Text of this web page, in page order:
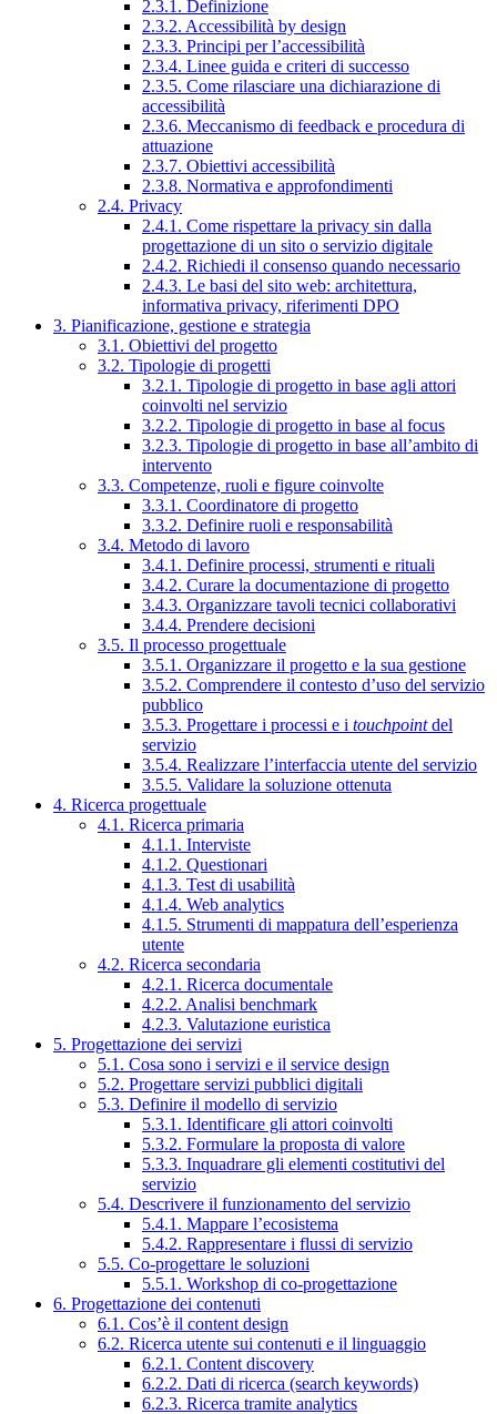
2.3.1. Definizione
2.3.2. Accessibilità by design
2.3.3. Principi per l’accessibilità
2.3.4. Linee guida e criteri di successo
2.3.5. Come rilasciare una dichiarazione di
accessibilità
2.3.6. Meccanismo di feedback e procedura di
attuazione
2.3.7. Obiettivi accessibilità
2.3.8. Normativa e approfondimenti
2.4. Privacy
2.4.1. Come rispettare la privacy sin dalla
progettazione di un sito o servizio digitale
2.4.2. Richiedi il consenso quando necessario
2.4.3. Le basi del sito web: architettura,
informativa privacy, riferimenti DPO
3. Pianificazione, gestione e strategia
3.1. Obiettivi del progetto
3.2. Tipologie di progetti
3.2.1. Tipologie di progetto in base agli attori
coinvolti nel servizio
3.2.2. Tipologie di progetto in base al focus
3.2.3. Tipologie di progetto in base all’ambito di
intervento
3.3. Competenze, ruoli e figure coinvolte
3.3.1. Coordinatore di progetto
3.3.2. Definire ruoli e responsabilità
3.4. Metodo di lavoro
3.4.1. Definire processi, strumenti e rituali
3.4.2. Curare la documentazione di progetto
3.4.3. Organizzare tavoli tecnici collaborativi
3.4.4. Prendere decisioni
3.5. Il processo progettuale
3.5.1. Organizzare il progetto e la sua gestione
3.5.2. Comprendere il contesto d’uso del servizio
pubblico
3.5.3. Progettare i processi e i touchpointdel
servizio
3.5.4. Realizzare l’interfaccia utente del servizio
3.5.5. Validare la soluzione ottenuta
4. Ricerca progettuale
4.1. Ricerca primaria
4.1.1. Interviste
4.1.2. Questionari
4.1.3. Test di usabilità
4.1.4. Web analytics
4.1.5. Strumenti di mappatura dell’esperienza
utente
4.2. Ricerca secondaria
4.2.1. Ricerca documentale
4.2.2. Analisi benchmark
4.2.3. Valutazione euristica
5. Progettazione dei servizi
5.1. Cosa sono i servizi e il service design
5.2. Progettare servizi pubblici digitali
5.3. Definire il modello di servizio
5.3.1. Identificare gli attori coinvolti
5.3.2. Formulare la proposta di valore
5.3.3. Inquadrare gli elementi costitutivi del
servizio
5.4. Descrivere il funzionamento del servizio
5.4.1. Mappare l’ecosistema
5.4.2. Rappresentare i flussi di servizio
5.5. Co-progettare le soluzioni
5.5.1. Workshop di co-progettazione
6. Progettazione dei contenuti
6.1. Cos’è il content design
6.2. Ricerca utente sui contenuti e il linguaggio
6.2.1. Content discovery
6.2.2. Dati di ricerca (search keywords)
6.2.3. Ricerca tramite analytics